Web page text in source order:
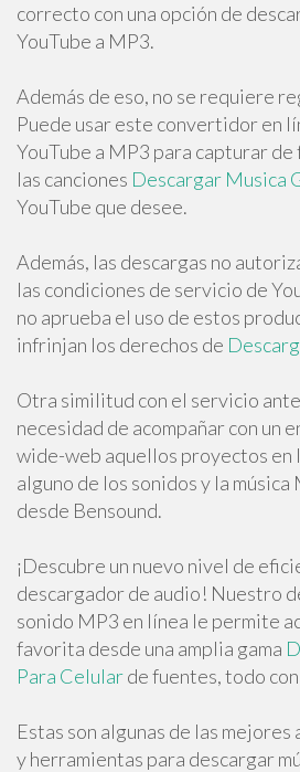
correcto con una opción de
YouTube a MP3.
Además de eso, no se requiere
Puede usar este convertidor en
YouTube a MP3 para capturar
las canciones Descargar Musica
YouTube que desee.
Además, las descargas no
las condiciones de servicio de
no aprueba el uso de estos
infrinjan los derechos de
Otra similitud con el servicio
necesidad de acompañar con un
wide-web aquellos proyectos en
alguno de los sonidos y la
desde Bensound.
¡Descubre un nuevo nivel de
descargador de audio! Nuestro
sonido MP3 en línea le permite
favorita desde una amplia gama
Para Celularde fuentes, todo
Estas son algunas de las
y herramientas para descargar